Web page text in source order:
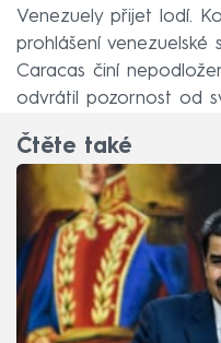
Venezuely přijet lodí.
prohlášení venezuelské
Caracas činí
odvrátil pozornost od
Čtěte také